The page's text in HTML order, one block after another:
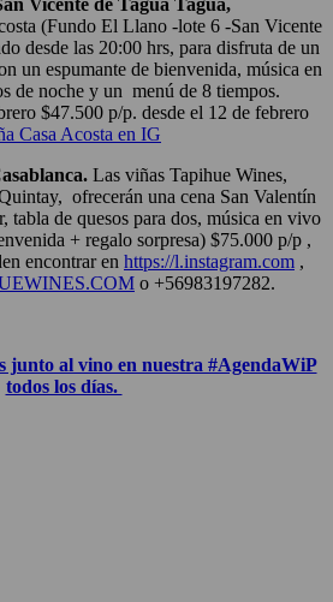
(Fundo El Llano -lote 6 -San Vicente
desde las 20:00 hrs, para disfruta de un
un espumante de bienvenida, música en
de noche y un menú de 8 tiempos.
$47.500 p/p. desde el 12 de febrero
Casa Acosta en IG
Las viñas Tapihue Wines,
ofrecerán una cena San Valentín
tabla de quesos para dos, música en vivo
+ regalo sorpresa) $75.000 p/p ,
encontrar en https://l.instagram.com ,
o +56983197282.
junto al vino en nuestra #AgendaWiP
todos los días.